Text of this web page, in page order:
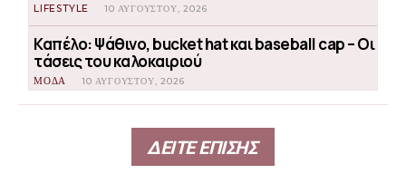
LIFESTYLE 10 ΑΥΓΟΎΣΤΟΥ, 2026
Καπέλο: Ψάθινο, bucket hat και baseball cap – Οι
τάσεις του καλοκαιριού
ΜΟΔΑ 10 ΑΥΓΟΎΣΤΟΥ, 2026
ΔΕΙΤΕ ΕΠΙΣΗΣ